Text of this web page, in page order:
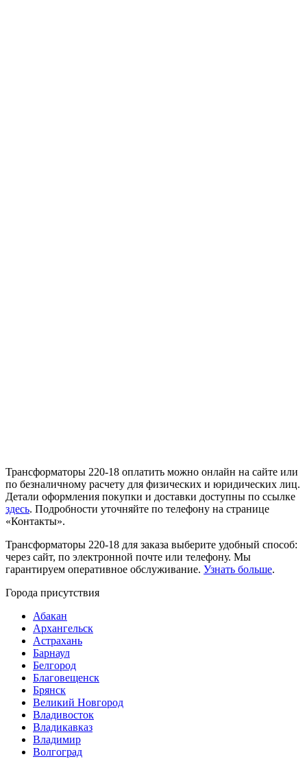
Трансформаторы 220-18 оплатить можно онлайн на сайте или
по безналичному расчету для физических и юридических лиц.
Детали оформления покупки и доставки доступны по ссылке
здесь. Подробности уточняйте по телефону на странице
«Контакты».
Трансформаторы 220-18 для заказа выберите удобный способ:
через сайт, по электронной почте или телефону. Мы
гарантируем оперативное обслуживание. Узнать больше.
Города присутствия
Абакан
Архангельск
Астрахань
Барнаул
Белгород
Благовещенск
Брянск
Великий Новгород
Владивосток
Владикавказ
Владимир
Волгоград